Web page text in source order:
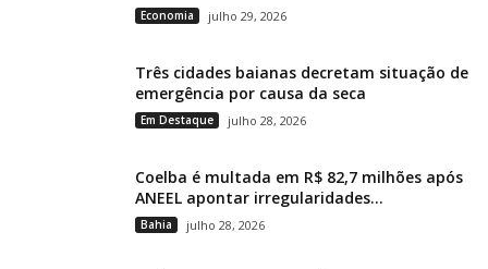
Economia julho 29, 2026
Três cidades baianas decretam situação de
emergência por causa da seca
Em Destaque julho 28, 2026
Coelba é multada em R$ 82,7 milhões após
ANEEL apontar irregularidades...
Bahia julho 28, 2026